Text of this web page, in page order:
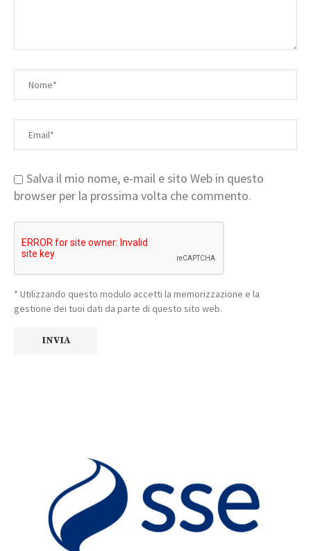
Salva il mio nome, e-mail e sito Web in questo
browser per la prossima volta che commento.
* Utilizzando questo modulo accetti la memorizzazione e la
gestione dei tuoi dati da parte di questo sito web.